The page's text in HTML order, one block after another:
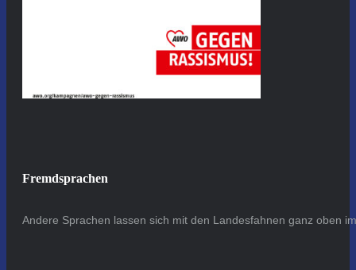
Fremdsprachen
Andere Sprachen lassen sich mit den Landesfahnen ganz oben